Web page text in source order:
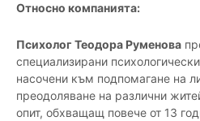
Относно компанията:
Психолог Теодора Руменова
специализирани
насочени към подпомагане на
преодоляване на различни
опит, обхващащ повече от 13